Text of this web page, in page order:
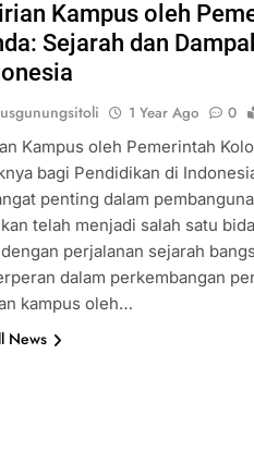
Kampus oleh
Sejarah dan
1 Year Ago 0
Kampus oleh Pemerintah
bagi Pendidikan di
penting dalam
telah menjadi salah satu
perjalanan sejarah
dalam perkembangan
kampus oleh…
News